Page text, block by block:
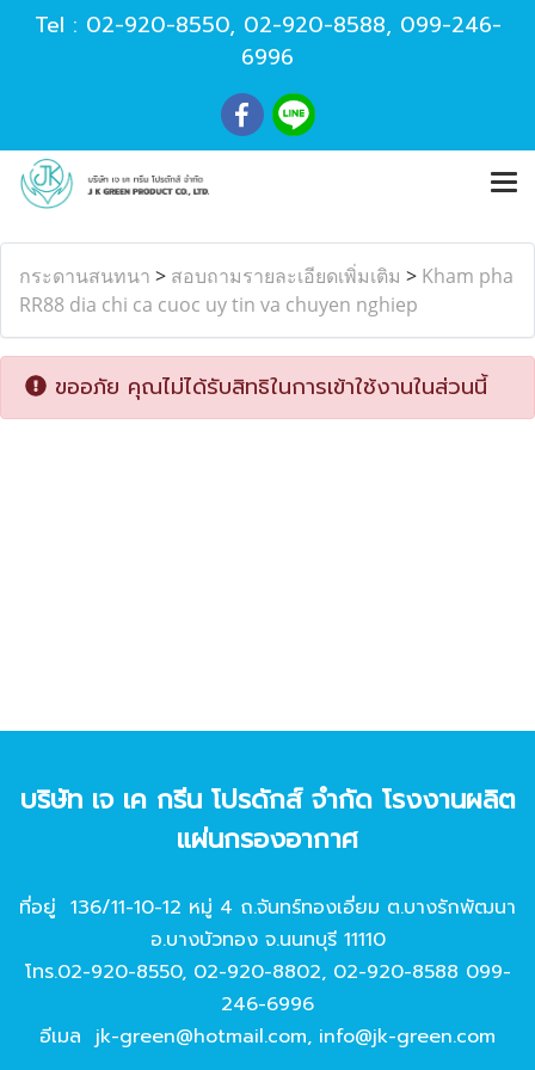
Tel : 02-920-8550, 02-920-8588, 099-246-
6996
กระดานสนทนา > สอบถามรายละเอียดเพิ่มเติม > Kham pha
RR88 dia chi ca cuoc uy tin va chuyen nghiep
ขออภัย คุณไม่ได้รับสิทธิในการเข้าใช้งานในส่วนนี้
บริษัท เจ เค กรีน โปรดักส์ จํากัด โรงงานผลิต
แผ่นกรองอากาศ
ที่อยู่ 136/11-10-12 หมู่ 4 ถ.จันทร์ทองเอี่ยม ต.บางรักพัฒนา
อ.บางบัวทอง จ.นนทบุรี 11110
โทร.02-920-8550, 02-920-8802, 02-920-8588 099-
246-6996
อีเมล jk-green@hotmail.com, info@jk-green.com